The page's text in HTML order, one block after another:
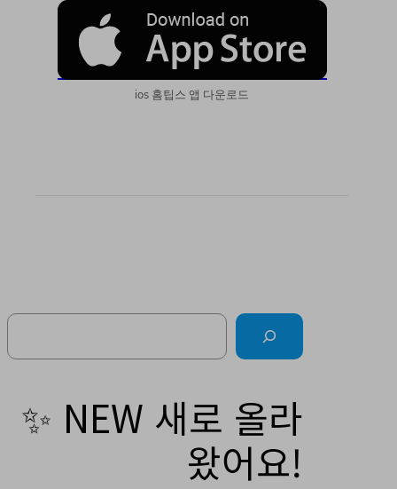
ios 홈팁스 앱 다운로드
Search
✨ NEW 새로 올라
왔어요!